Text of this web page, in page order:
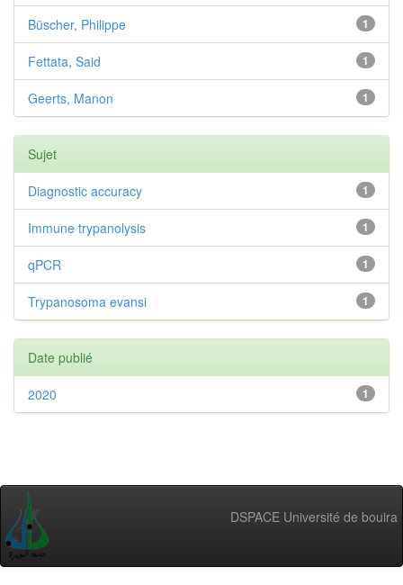
1
Büscher, Philippe
1
Fettata, Said
1
Geerts, Manon
Sujet
1
Diagnostic accuracy
1
Immune trypanolysis
1
qPCR
1
Trypanosoma evansi
Date publié
1
2020
DSPACE Université de bouira